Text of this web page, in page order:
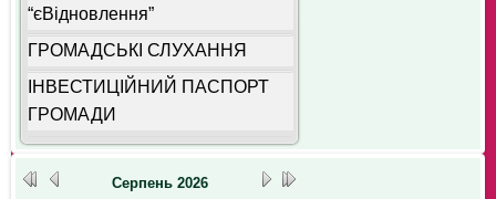
“єВідновлення”
ГРОМАДСЬКІ СЛУХАННЯ
ІНВЕСТИЦІЙНИЙ ПАСПОРТ
ГРОМАДИ
Серпень 2026